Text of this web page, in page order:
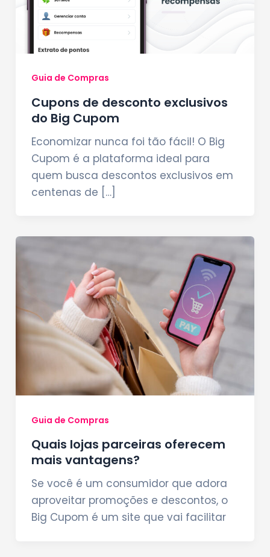
Guia de Compras
Cupons de desconto exclusivos
do Big Cupom
Economizar nunca foi tão fácil! O Big
Cupom é a plataforma ideal para
quem busca descontos exclusivos em
centenas de […]
Guia de Compras
Quais lojas parceiras oferecem
mais vantagens?
Se você é um consumidor que adora
aproveitar promoções e descontos, o
Big Cupom é um site que vai facilitar